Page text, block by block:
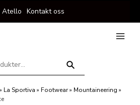
Atello Kontakt oss
La Sportiva » Footwear» Mountaineering »